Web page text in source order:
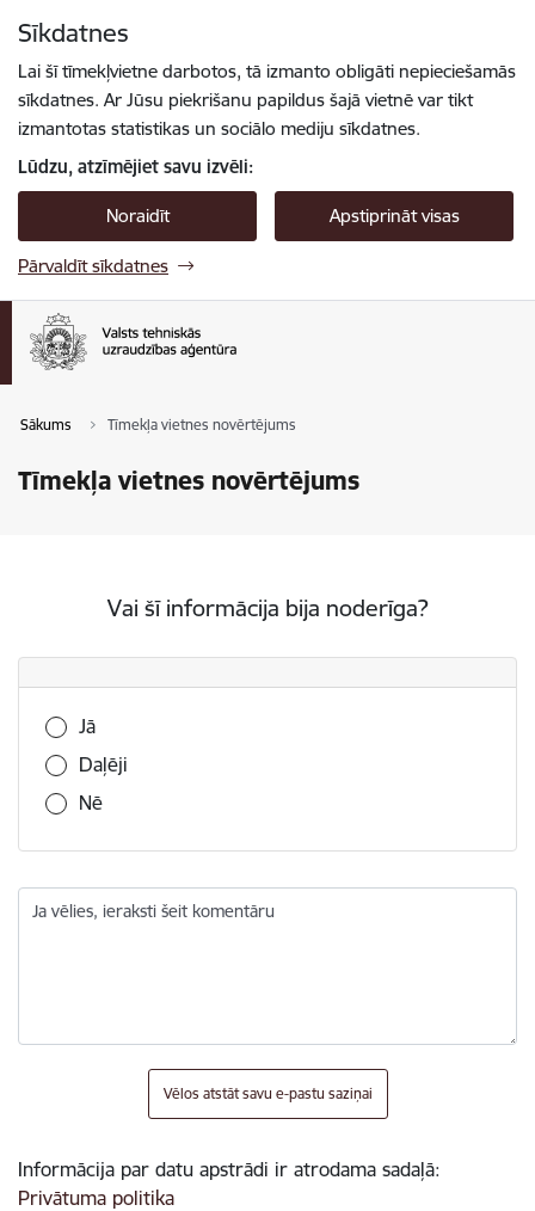
Sīkdatnes
Lai šī tīmekļvietne darbotos, tā izmanto obligāti nepieciešamās
sīkdatnes. Ar Jūsu piekrišanu papildus šajā vietnē var tikt
izmantotas statistikas un sociālo mediju sīkdatnes.
Lūdzu, atzīmējiet savu izvēli:
Noraidīt Apstiprināt visas
Pārvaldīt sīkdatnes
Sākums Tīmekļa vietnes novērtējums
Tīmekļa vietnes novērtējums
Vai šī informācija bija noderīga?
Vai šī informācija bija noderīga?
Jā
Daļēji
Nē
Ja vēlies, ieraksti šeit komentāru
Vēlos atstāt savu e-pastu saziņai
Informācija par datu apstrādi ir atrodama sadaļā:
Privātuma politika